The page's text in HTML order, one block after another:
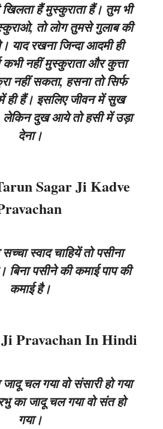
खिलता हैं मुस्कुराता हैं। तुम भी
तो लोग तुमसे गुलाब की
याद रखना जिन्दा आदमी ही
कभी नहीं मुस्कुराता और कुत्ता
नहीं सकता, हसना तो सिर्फ
ही हैं। इसलिए जीवन में सुख
दुख आये तो हसी में उड़ा
देना।
Sagar Ji Kadve
स्वाद चाहियें तो पसीना
बिना पसीने की कमाई पाप की
कमाई है।
Pravachan In Hindi
चल गया वो संसारी हो गया
का जादू चल गया वो संत हो
गया।